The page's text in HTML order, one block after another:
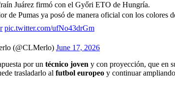
Juárez firmó con el Győri ETO de Hungría.
de Pumas ya posó de manera oficial con los colores
pic.twitter.com/ufNo43drGm
(@CLMerlo) June 17, 2026
por un técnico joven y con proyección, que en
trasladarlo al futbol europeo y continuar